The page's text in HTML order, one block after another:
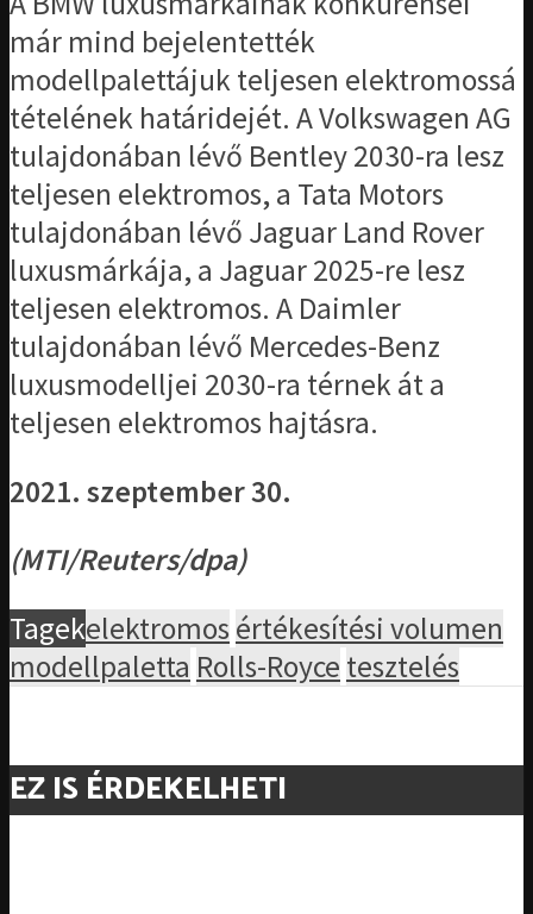
már mind bejelentették
modellpalettájuk teljesen elektromossá
tételének határidejét. A Volkswagen AG
tulajdonában lévő Bentley 2030-ra lesz
teljesen elektromos, a Tata Motors
tulajdonában lévő Jaguar Land Rover
luxusmárkája, a Jaguar 2025-re lesz
teljesen elektromos. A Daimler
tulajdonában lévő Mercedes-Benz
luxusmodelljei 2030-ra térnek át a
teljesen elektromos hajtásra.
2021. szeptember 30.
(MTI/Reuters/dpa)
Tagekelektromos értékesítési volumen
modellpaletta Rolls-Royce tesztelés
EZ IS ÉRDEKELHETI